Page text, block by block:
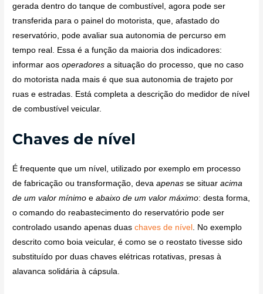
gerada dentro do tanque de combustível, agora pode ser
transferida para o painel do motorista, que, afastado do
reservatório, pode avaliar sua autonomia de percurso em
tempo real. Essa é a função da maioria dos indicadores:
informar aosoperadores a situação do processo, que no caso
do motorista nada mais é que sua autonomia de trajeto por
ruas e estradas. Está completa a descrição do medidor de nível
de combustível veicular.
Chaves de nível
É frequente que um nível, utilizado por exemplo em processo
de fabricação ou transformação, devaapenas se situaracima
de um valor mínimo eabaixo de um valor máximo: desta forma,
o comando do reabastecimento do reservatório pode ser
controlado usando apenas duaschaves de nível
. No exemplo
descrito como boia veicular, é como se o reostato tivesse sido
substituído por duas chaves elétricas rotativas, presas à
alavanca solidária à cápsula.